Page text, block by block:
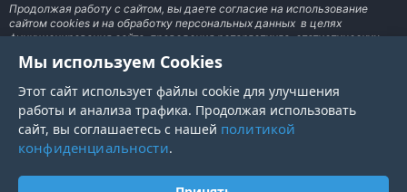
Продолжая работу с сайтом, вы даете согласие на использование
сайтом cookies и на обработку персональных данных в целях
функционирования сайта, проведения ретаргетинга, статистических
рекламной информации на основе ваших предпочтений и интересов. На
Мы используем Cookies
Этот сайт использует файлы cookie для улучшения
работы и анализа трафика. Продолжая использовать
сайт, вы соглашаетесь с нашей политикой
конфиденциальности.